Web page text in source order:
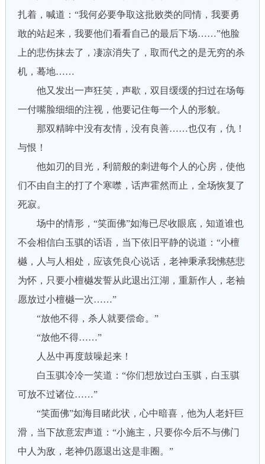
扎着，喊道：“我何必要争取这批败类的同情，我要勇
敢的站起来，我要他们看看自己的最后下场……”他脸
上的悲伤抹去了，凄凉消失了，取而代之的是无穷的杀
机，蓦地……
他又发出一声狂笑，声歇，双目缓缓的扫过在场每
一付嘴脸细细的注视，他要记住每一个人的形貌。
那双精眸中没有友情，没有良善……也仅有，仇！
与恨！
他如刃的目光，利箭般的刺进每个人的心房，使他
们不由自主的打了个寒噤，话声霍然而止，全场恢复了
死寂。
场中的情形，“笑面佛”如海已尽收眼底，知道谁也
不会相信白玉骐的话语，当下依旧平静的说道：“小檀
樾，人与人相处，应该凭良心说话，老神秉承我怫慈悲
为怀，只要小檀樾发誓从此退出江湖，重新作人，老袖
愿放过小檀樾一次……”
“放他不得，杀人就要偿命。”
“放他不得……”
人丛中再度鼓噪起来！
白玉骐冷冷一笑道：“你们想放过白玉骐，白玉骐
可放不过诸位……”
“笑面佛”如海目睹此状，心中暗喜，他为人老奸巨
滑，当下故意宏声道：“小施主，只要你今后不与佛门
中人为敌，老神仍愿退出这是非圈。”